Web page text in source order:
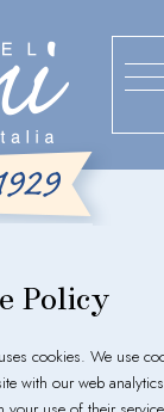
Policy
cookies. We use
with our web